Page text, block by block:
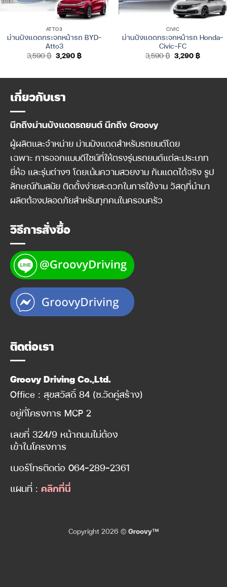
ATTO3
ม่านบังแดดกระจกหน้ารถ BYD-
Atto3
3,590฿ Original
price
3,290฿Current
price
CIVIC
ม่านบังแดดกระจกหน้ารถ Honda-
Civic-FC
3,590฿ Original
price
3,290฿Current
price
เกี่ยวกับเรา
นึกถึงม่านบังแดดรถยนต์ นึกถึง Groovy
ผู้ผลิตและจำหน่าย ม่านบังแดดสำหรับรถยนต์โดย
เฉพาะ การออกแบบดีไซน์ที่ให้ตรงรุ่นรถยนต์แต่ละประเภท
ยี่ห้อ และรุ่นต่างๆ โดยเน้นความสวยงาม กันแดดได้จริง รูป
ลักษณ์ทันสมัย ติดตั้งง่ายสะดวกในการใช้งาน วัสดุที่นำมา
ผลิตต้องปลอดภัยสำหรับทุกคนในครอบครัว
วิธีการสั่งซื้อ
ติดต่อเรา
Groovy Driving Co.,Ltd.
Office : สุขสวัสดิ์ 84 (ซ.วัดคู่สร้าง)
อยู่ที่โครงการ MCP 2
เลขที่ 324/9 หน้าถนนไม่ต้อง
เข้าในโครงการ
เบอร์โทรติดต่อ 064-289-2361
แผนที่ : คลิกที่นี่
Copyright 2026 © Groovy™